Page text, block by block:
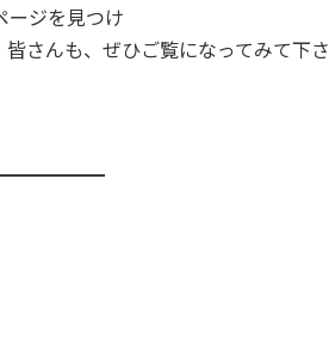
ージを見つけ
さんも、ぜひご覧になってみて下さ